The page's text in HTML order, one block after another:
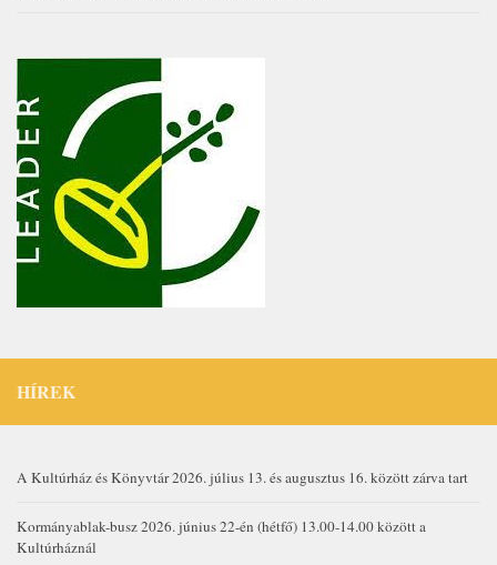
HÍREK
A Kultúrház és Könyvtár 2026. július 13. és augusztus 16. között zárva tart
Kormányablak-busz 2026. június 22-én (hétfő) 13.00-14.00 között a
Kultúrháznál